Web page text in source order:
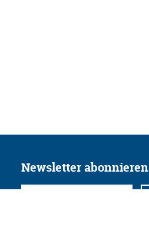
Newsletter abonnieren